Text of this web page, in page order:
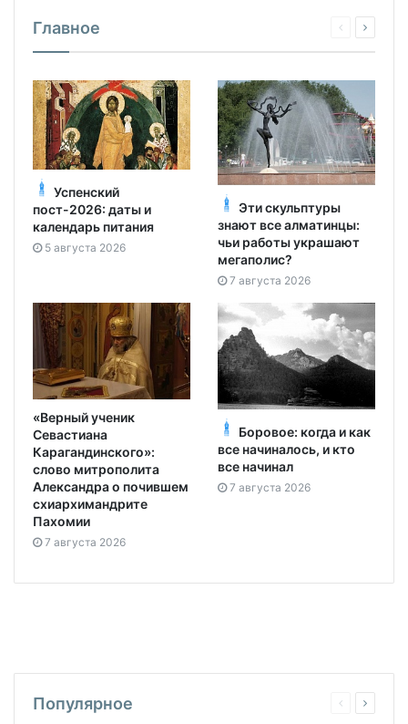
Главное
Успенский
пост-2026: даты и
календарь питания
5 августа 2026
Эти скульптуры
знают все алматинцы:
чьи работы украшают
мегаполис?
7 августа 2026
«Верный ученик
Севастиана
Карагандинского»:
слово митрополита
Александра о почившем
схиархимандрите
Пахомии
7 августа 2026
Боровое: когда и как
все начиналось, и кто
все начинал
7 августа 2026
Популярное